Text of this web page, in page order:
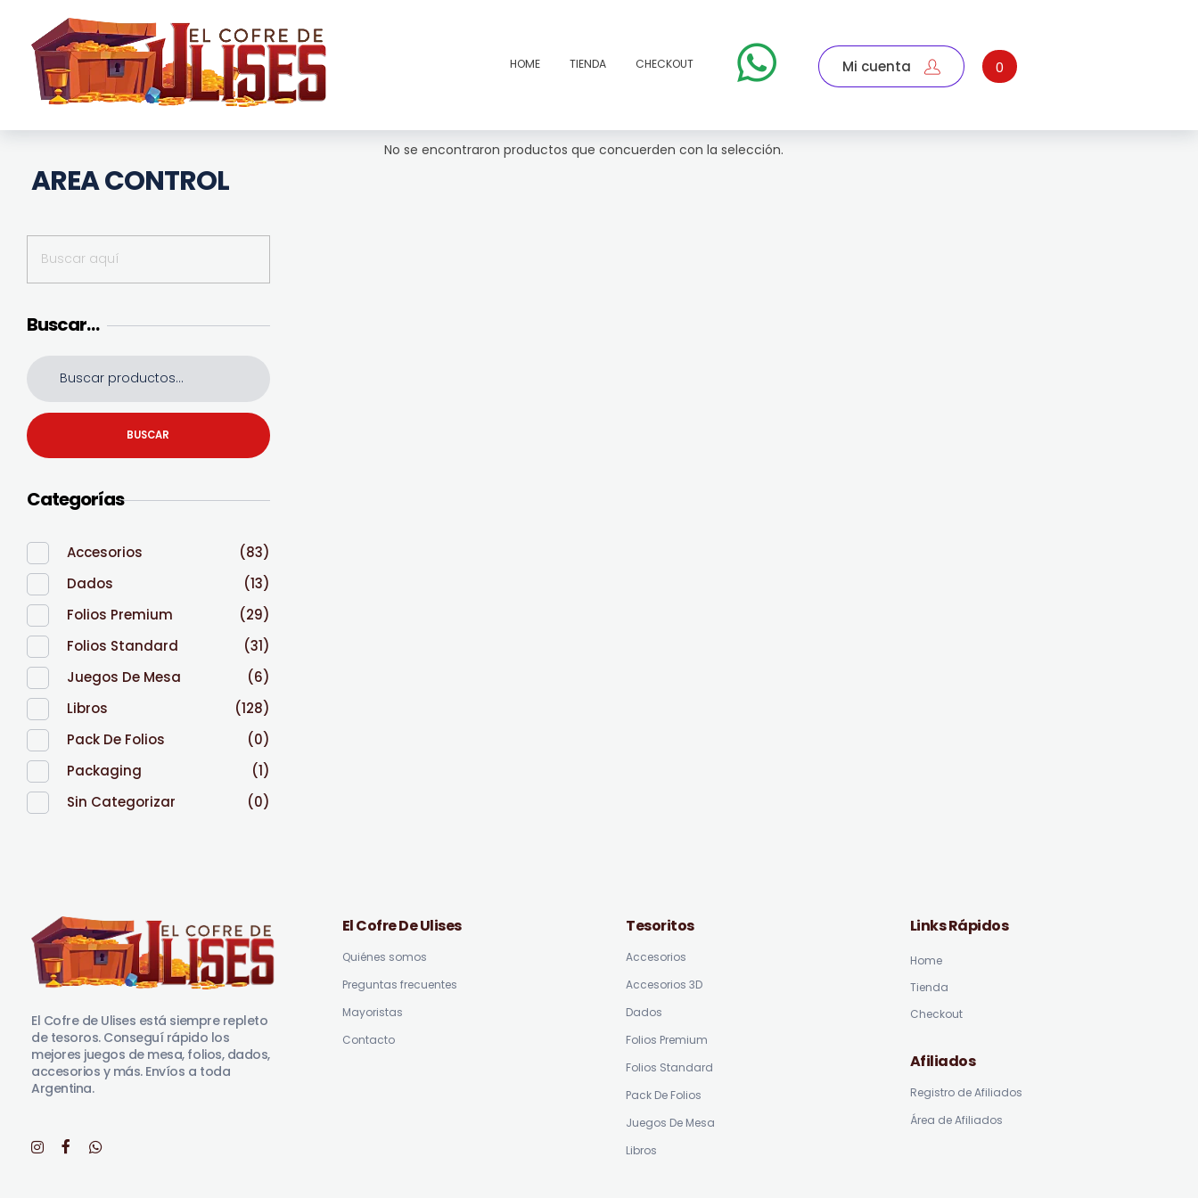
HOME TIENDA CHECKOUT Mi cuenta 0
AREA CONTROL
No se encontraron productos que concuerden con la selección.
Buscar…
BUSCAR
Categorías
Accesorios
(83)
Dados
(13)
Folios Premium
(29)
Folios Standard
(31)
Juegos De Mesa
(6)
Libros
(128)
Pack De Folios
(0)
Packaging
(1)
Sin Categorizar
(0)
El Cofre de Ulises está siempre repleto
de tesoros. Conseguí rápido los
mejores juegos de mesa, folios, dados,
accesorios y más. Envíos a toda
Argentina.
El Cofre De Ulises
Quiénes somos
Preguntas frecuentes
Mayoristas
Contacto
Tesoritos
Accesorios
Accesorios 3D
Dados
Folios Premium
Folios Standard
Pack De Folios
Juegos De Mesa
Libros
Links Rápidos
Home
Tienda
Checkout
Afiliados
Registro de Afiliados
Área de Afiliados